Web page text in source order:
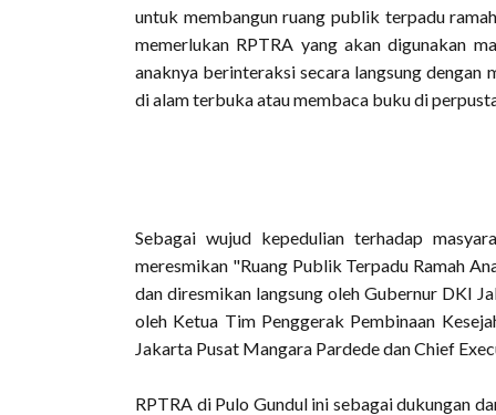
untuk membangun ruang publik terpadu
memerlukan RPTRA yang akan digunakan
anaknya berinteraksi secara langsung
di alam terbuka atau membaca buku di
Sebagai wujud kepedulian terhadap
meresmikan "Ruang Publik Terpadu Ramah
dan diresmikan langsung oleh Gubernur DKI
oleh Ketua Tim Penggerak Pembinaan
Jakarta Pusat Mangara Pardede dan Chief
RPTRA di Pulo Gundul ini sebagai dukungan